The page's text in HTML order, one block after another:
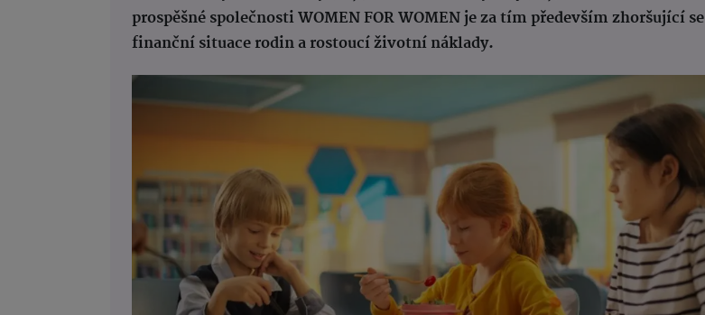
prospěšné společnosti WOMEN FOR WOMEN je za tím především zhoršující se
finanční situace rodin a rostoucí životní náklady.